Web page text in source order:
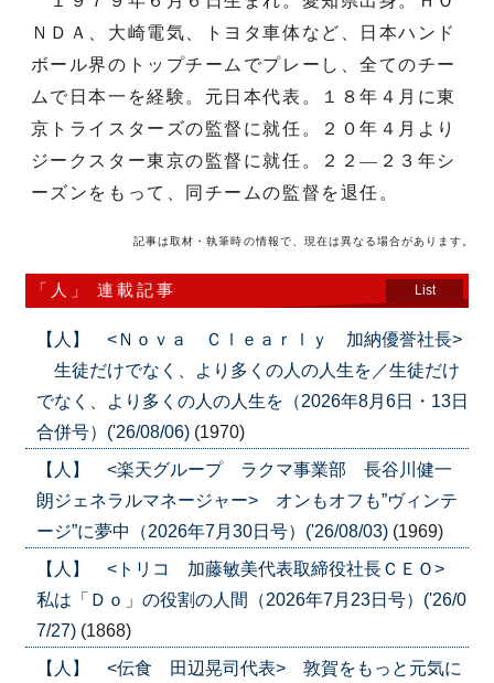
ＮＤＡ、大崎電気、トヨタ車体など、日本ハンド
ボール界のトップチームでプレーし、全てのチー
ムで日本一を経験。元日本代表。１８年４月に東
京トライスターズの監督に就任。２０年４月より
ジークスター東京の監督に就任。２２―２３年シ
ーズンをもって、同チームの監督を退任。
記事は取材・執筆時の情報で、現在は異なる場合があります。
「人」 連載記事 List
【人】 <Ｎｏｖａ Ｃｌｅａｒｌｙ 加納優誉社長>
生徒だけでなく、より多くの人の人生を／生徒だけ
でなく、より多くの人の人生を（2026年8月6日・13日
合併号）('26/08/06) (1970)
【人】 <楽天グループ ラクマ事業部 長谷川健一
朗ジェネラルマネージャー> オンもオフも”ヴィンテ
ージ”に夢中（2026年7月30日号）('26/08/03) (1969)
【人】 <トリコ 加藤敏美代表取締役社長ＣＥＯ>
私は「Ｄｏ」の役割の人間（2026年7月23日号）('26/0
7/27) (1868)
【人】 <伝食 田辺晃司代表> 敦賀をもっと元気に